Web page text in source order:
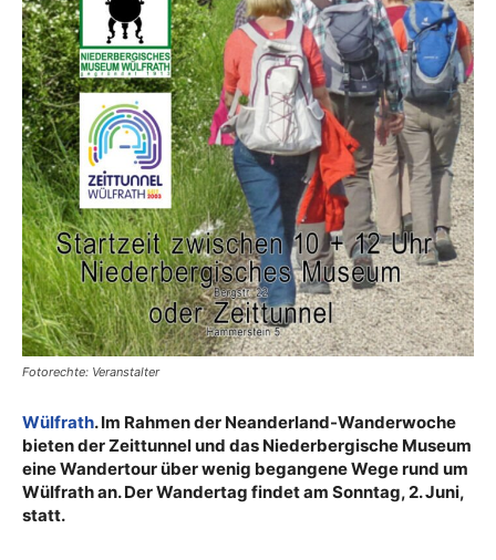
Fotorechte: Veranstalter
Wülfrath. Im Rahmen der Neanderland-Wanderwoche
bieten der Zeittunnel und das Niederbergische Museum
eine Wandertour über wenig begangene Wege rund um
Wülfrath an. Der Wandertag findet am Sonntag, 2. Juni,
statt.